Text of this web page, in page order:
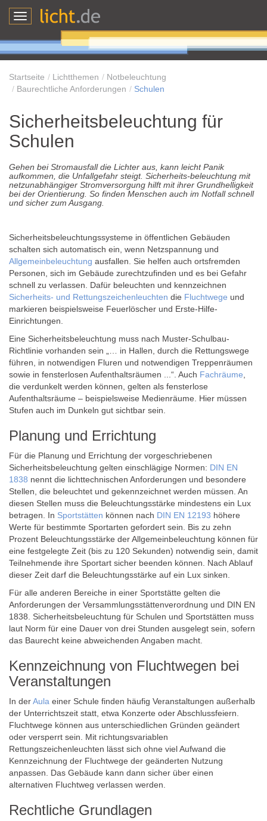
Toggle
Startseite Lichtthemen
Notbeleuchtung
Baurechtliche Anforderungen
Schulen
Sicherheitsbeleuchtung für
Schulen
Gehen bei Stromausfall die Lichter aus, kann leicht Panik
aufkommen, die Unfallgefahr steigt. Sicherheits-beleuchtung mit
netzunabhängiger Stromversorgung hilft mit ihrer Grundhelligkeit
bei der Orientierung. So finden Menschen auch im Notfall schnell
und sicher zum Ausgang.
Sicherheitsbeleuchtungssysteme in öffentlichen Gebäuden
schalten sich automatisch ein, wenn Netzspannung und
Allgemeinbeleuchtung ausfallen. Sie helfen auch ortsfremden
Personen, sich im Gebäude zurechtzufinden und es bei Gefahr
schnell zu verlassen. Dafür beleuchten und kennzeichnen
Sicherheits- und Rettungszeichenleuchten die Fluchtwege und
markieren beispielsweise Feuerlöscher und Erste-Hilfe-
Einrichtungen.
Eine Sicherheitsbeleuchtung muss nach Muster-Schulbau-
Richtlinie vorhanden sein „… in Hallen, durch die Rettungswege
führen, in notwendigen Fluren und notwendigen Treppenräumen
sowie in fensterlosen Aufenthaltsräumen ...“. Auch Fachräume
die verdunkelt werden können, gelten als fensterlose
Aufenthaltsräume – beispielsweise Medienräume. Hier müssen
Stufen auch im Dunkeln gut sichtbar sein.
Planung und Errichtung
Für die Planung und Errichtung der vorgeschriebenen
Sicherheitsbeleuchtung gelten einschlägige Normen: DIN EN
1838 nennt die lichttechnischen Anforderungen und besondere
Stellen, die beleuchtet und gekennzeichnet werden müssen. An
diesen Stellen muss die Beleuchtungsstärke mindestens ein Lux
betragen. In Sportstätten können nach DIN EN 12193 höhere
Werte für bestimmte Sportarten gefordert sein. Bis zu zehn
Prozent Beleuchtungsstärke der Allgemeinbeleuchtung können für
eine festgelegte Zeit (bis zu 120 Sekunden) notwendig sein, damit
Teilnehmende ihre Sportart sicher beenden können. Nach Ablauf
dieser Zeit darf die Beleuchtungsstärke auf ein Lux sinken.
Für alle anderen Bereiche in einer Sportstätte gelten die
Anforderungen der Versammlungsstättenverordnung und DIN EN
1838. Sicherheitsbeleuchtung für Schulen und Sportstätten muss
laut Norm für eine Dauer von drei Stunden ausgelegt sein, sofern
das Baurecht keine abweichenden Angaben macht.
Kennzeichnung von Fluchtwegen bei
Veranstaltungen
In derAula einer Schule finden häufig Veranstaltungen außerhalb
der Unterrichtszeit statt, etwa Konzerte oder Abschlussfeiern.
Fluchtwege können aus unterschiedlichen Gründen geändert
oder versperrt sein. Mit richtungsvariablen
Rettungszeichenleuchten lässt sich ohne viel Aufwand die
Kennzeichnung der Fluchtwege der geänderten Nutzung
anpassen. Das Gebäude kann dann sicher über einen
alternativen Fluchtweg verlassen werden.
Rechtliche Grundlagen